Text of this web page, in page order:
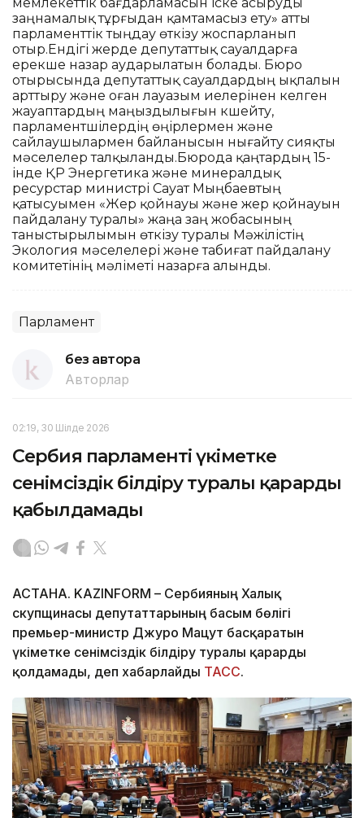
заңнамалық тұрғыдан қамтамасыз ету» атты
парламенттік тыңдау өткізу жоспарланып
отыр.Ендігі жерде депутаттық сауалдарға
ерекше назар аударылатын болады. Бюро
отырысында депутаттық сауалдардың ықпалын
арттыру және оған лауазым иелерінен келген
жауаптардың маңыздылығын күшейту,
парламентшілердің өңірлермен және
сайлаушылармен байланысын нығайту сияқты
мәселелер талқыланды.Бюрода қаңтардың 15-
інде ҚР Энергетика және минералдық
ресурстар министрі Сауат Мыңбаевтың
қатысуымен «Жер қойнауы және жер қойнауын
пайдалану туралы» жаңа заң жобасының
таныстырылымын өткізу туралы Мәжілістің
Экология мәселелері және табиғат пайдалану
комитетінің мәліметі назарға алынды.
Парламент
без автора
Авторлар
02:19, 30 Шілде 2026
Сербия парламенті үкіметке
сенімсіздік білдіру туралы қарарды
қабылдамады
АСТАНА. KAZINFORM – Сербияның Халық
скупщинасы депутаттарының басым бөлігі
премьер-министр Джуро Мацут басқаратын
үкіметке сенімсіздік білдіру туралы қарарды
қолдамады, деп хабарлайды ТАСС.